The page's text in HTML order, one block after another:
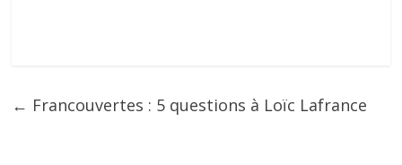
← Francouvertes : 5 questions à Loïc Lafrance